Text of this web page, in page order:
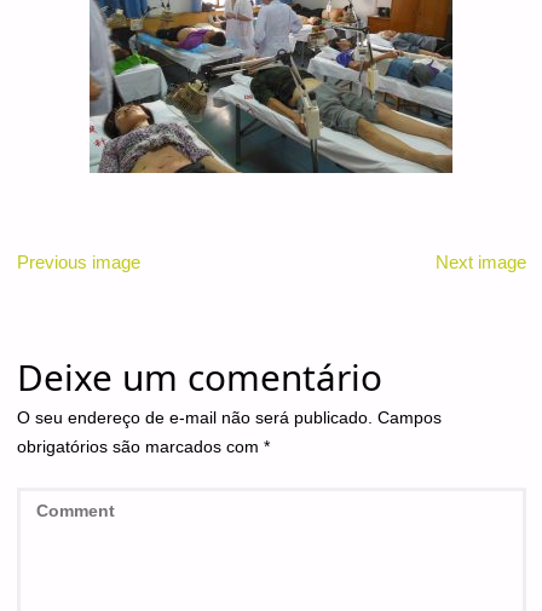
Previous image Next image
Deixe um comentário
O seu endereço de e-mail não será publicado. Campos
obrigatórios são marcados com *